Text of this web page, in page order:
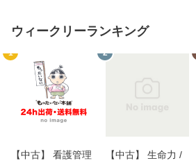
ウィークリーランキング
1
【中古】 看護管理
2
【中古】 生命力 /